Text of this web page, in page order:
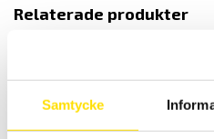
Samtycke
Relaterade produkter